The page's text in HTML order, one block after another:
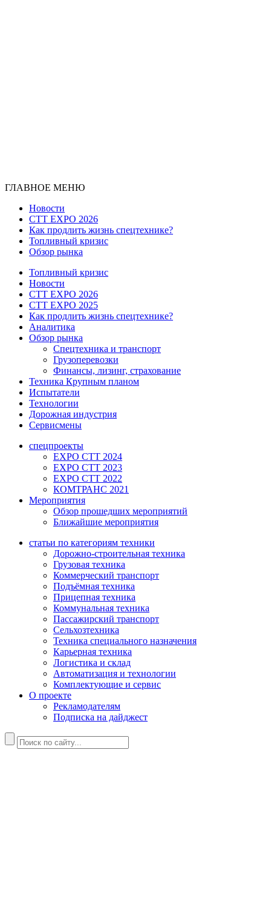
ГЛАВНОЕ МЕНЮ
Новости
CTT EXPO 2026
Как продлить жизнь спецтехнике?
Топливный кризис
Обзор рынка
Топливный кризис
Новости
CTT EXPO 2026
CTT EXPO 2025
Как продлить жизнь спецтехнике?
Аналитика
Обзор рынка
Спецтехника и транспорт
Грузоперевозки
Финансы, лизинг, страхование
Техника Крупным планом
Испытатели
Технологии
Дорожная индустрия
Сервисмены
спецпроекты
EXPO CTT 2024
EXPO CTT 2023
EXPO CTT 2022
КОМТРАНС 2021
Мероприятия
Обзор прошедших мероприятий
Ближайшие мероприятия
статьи по категориям техники
Дорожно-строительная техника
Грузовая техника
Коммерческий транспорт
Подъёмная техника
Прицепная техника
Коммунальная техника
Пассажирский транспорт
Сельхозтехника
Техника специального назначения
Карьерная техника
Логистика и склад
Автоматизация и технологии
Комплектующие и сервис
О проекте
Рекламодателям
Подписка на дайджест